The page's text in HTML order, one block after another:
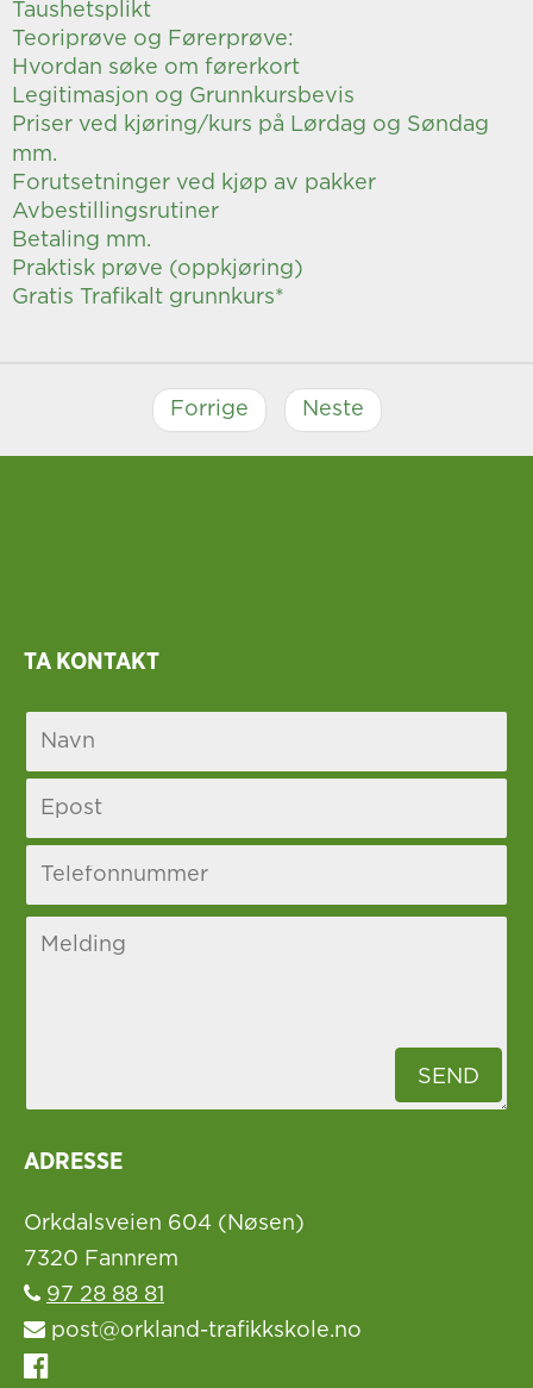
Taushetsplikt
Teoriprøve og Førerprøve:
Hvordan søke om førerkort
Legitimasjon og Grunnkursbevis
Priser ved kjøring/kurs på Lørdag og Søndag
mm.
Forutsetninger ved kjøp av pakker
Avbestillingsrutiner
Betaling mm.
Praktisk prøve (oppkjøring)
Gratis Trafikalt grunnkurs*
Forrige Neste
TA KONTAKT
ADRESSE
Orkdalsveien 604 (Nøsen)
7320 Fannrem
97 28 88 81
post@orkland-trafikkskole.no